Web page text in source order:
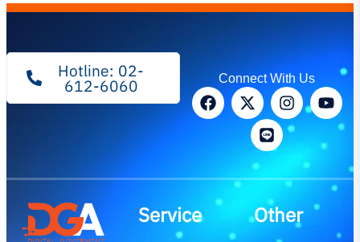
Hotline: 02-
612-6060 Connect With Us
Service Other